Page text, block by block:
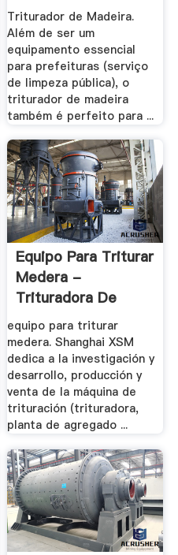
Triturador de Madeira.
Além de ser um
equipamento essencial
para prefeituras (serviço
de limpeza pública), o
triturador de madeira
também é perfeito para ...
Equipo Para Triturar
Medera -
Trituradora De
Cono
equipo para triturar
medera. Shanghai XSM
dedica a la investigación y
desarrollo, producción y
venta de la máquina de
trituración (trituradora,
planta de agregado ...